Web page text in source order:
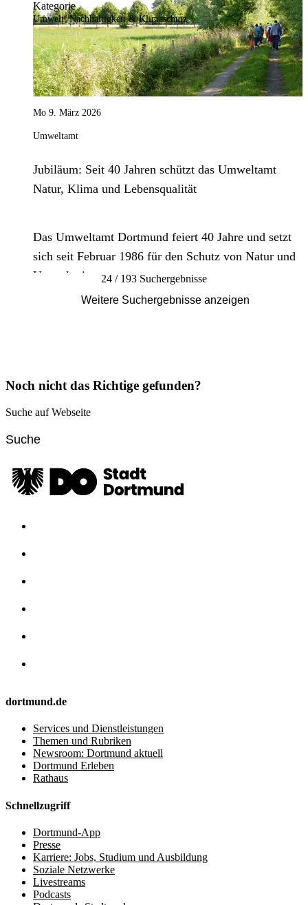
Kategorie
Umwelt, Nachhaltigkeit & Klimaschutz
Mo 9. März 2026
Umweltamt
Jubiläum: Seit 40 Jahren schützt das Umweltamt
Natur, Klima und Lebensqualität
Das Umweltamt Dortmund feiert 40 Jahre und setzt
sich seit Februar 1986 für den Schutz von Natur und
Umwelt ein.
24 / 193 Suchergebnisse
Weitere Suchergebnisse anzeigen
Noch nicht das Richtige gefunden?
Suche auf Webseite
dortmund.de
Services und Dienstleistungen
Themen und Rubriken
Newsroom: Dortmund aktuell
Dortmund Erleben
Rathaus
Schnellzugriff
Dortmund-App
Presse
Karriere: Jobs, Studium und Ausbildung
Soziale Netzwerke
Livestreams
Podcasts